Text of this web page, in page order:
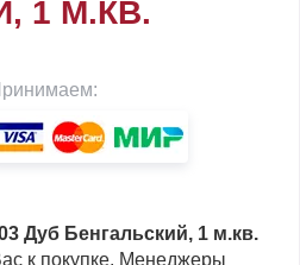
1 М.КВ.
Дуб Бенгальский, 1 м.кв.
к покупке. Менеджеры